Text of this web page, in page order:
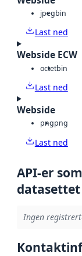
jpegbin
Last ned
Webside ECW
octetbin
Last ned
Webside
pngpng
Last ned
API-er
datasettet
Ingen